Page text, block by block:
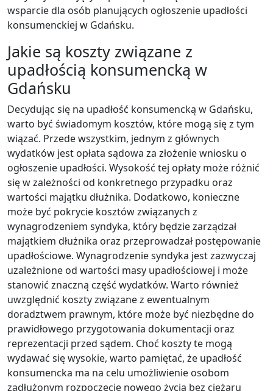
wsparcie dla osób planujących ogłoszenie upadłości
konsumenckiej w Gdańsku.
Jakie są koszty związane z
upadłością konsumencką w
Gdańsku
Decydując się na upadłość konsumencką w Gdańsku,
warto być świadomym kosztów, które mogą się z tym
wiązać. Przede wszystkim, jednym z głównych
wydatków jest opłata sądowa za złożenie wniosku o
ogłoszenie upadłości. Wysokość tej opłaty może różnić
się w zależności od konkretnego przypadku oraz
wartości majątku dłużnika. Dodatkowo, konieczne
może być pokrycie kosztów związanych z
wynagrodzeniem syndyka, który będzie zarządzał
majątkiem dłużnika oraz przeprowadzał postępowanie
upadłościowe. Wynagrodzenie syndyka jest zazwyczaj
uzależnione od wartości masy upadłościowej i może
stanowić znaczną część wydatków. Warto również
uwzględnić koszty związane z ewentualnym
doradztwem prawnym, które może być niezbędne do
prawidłowego przygotowania dokumentacji oraz
reprezentacji przed sądem. Choć koszty te mogą
wydawać się wysokie, warto pamiętać, że upadłość
konsumencka ma na celu umożliwienie osobom
zadłużonym rozpoczęcie nowego życia bez ciężaru